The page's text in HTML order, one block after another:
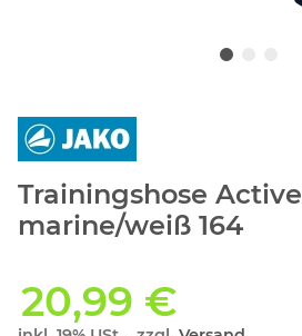
Trainingshose Active
marine/weiß 164
20,99 €